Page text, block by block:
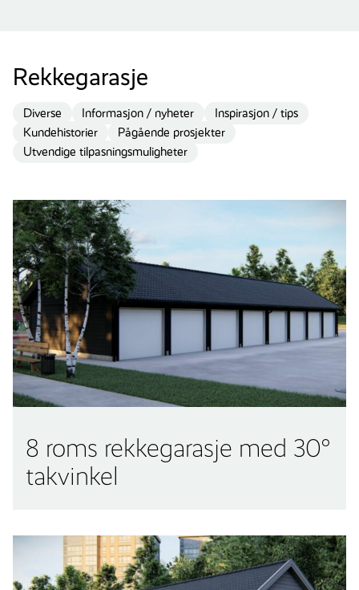
Rekkegarasje
Diverse Informasjon / nyheter
Inspirasjon / tips
Kundehistorier
Pågående prosjekter
Utvendige tilpasningsmuligheter
8 roms rekkegarasje med 30°
takvinkel